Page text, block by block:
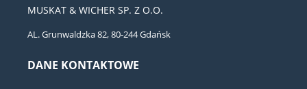
MUSKAT & WICHER SP. Z O.O.
AL. Grunwaldzka 82, 80-244 Gdańsk
DANE KONTAKTOWE